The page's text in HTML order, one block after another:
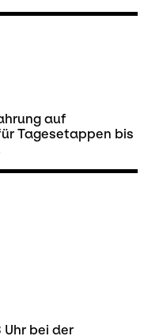
auf
Tagesetappen bis
Uhr bei der